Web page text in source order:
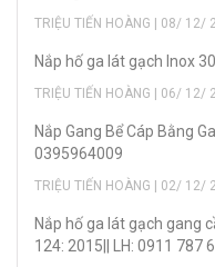
TRIỆU TIẾN HOÀNG | 08/ 12/
Nắp hố ga lát gạch Inox
TRIỆU TIẾN HOÀNG | 06/ 12/
Nắp Gang Bể Cáp Bằng
0395964009
TRIỆU TIẾN HOÀNG | 02/ 12/
Nắp hố ga lát gạch gang
124: 2015|| LH: 0911 787